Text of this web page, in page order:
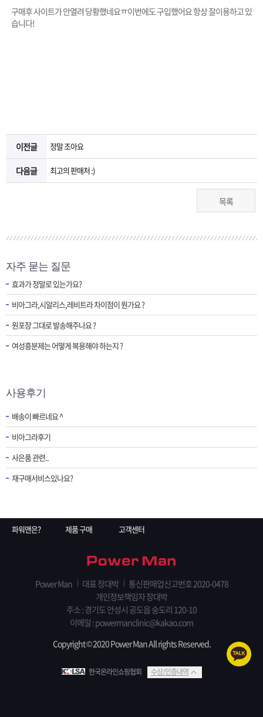
하
센
이
주
[2026구정 연휴]설 연휴 배송 및 휴무 안내
구매후 사이트가 안열려 당황했네요ㅠ이번에도 구입했어요 항상 잘이용하고 있
습니다!
이전글 정말 조아요
다음글 최고의 판매처 :)
목록
자주 묻는 질문
효과가 정말로 있는가요?
비아그라,시알리스,레비트라 차이점이 뭔가요 ?
원포장 그대로 발송해주나요 ?
여성흥분제는 어떻게 복용해야 하는지 ?
사용후기
배송이 빠르네요 ^
비아그라후기
사은품 관련..
재구매서비스있나요?
파워맨은? 제품 구매 고객센터
Power Man 대표 장대박
통신판매업신고번호 2020-0478
개인정보책임자 장대박
주소 : 경기도 안성시 공도읍 숭도리 120-10
이메일 : powermanclinic@kakao.com
Copyright © 2020 Power Man All rights Reserved.
한국온라인쇼핑협회 수상/인증내역